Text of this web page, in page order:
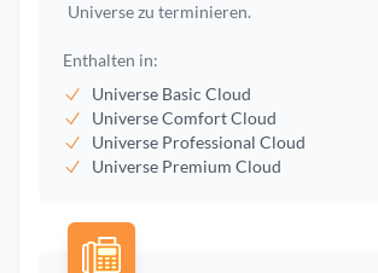
Universe zu terminieren.
Enthalten in:
Universe Basic Cloud
Universe Comfort Cloud
Universe Professional Cloud
Universe Premium Cloud